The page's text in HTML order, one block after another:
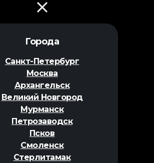
Города
Санкт-Петербург
Москва
Архангельск
Великий Новгород
Мурманск
Петрозаводск
Псков
Смоленск
Стерлитамак